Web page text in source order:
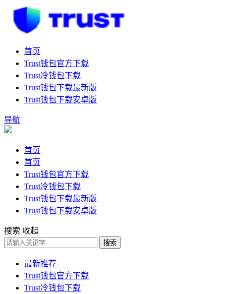
首页
Trust钱包官方下载
Trust冷钱包下载
Trust钱包下载最新版
Trust钱包下载安卓版
导航
首页
首页
Trust钱包官方下载
Trust冷钱包下载
Trust钱包下载最新版
Trust钱包下载安卓版
搜索 收起
搜索
最新推荐
Trust钱包官方下载
Trust冷钱包下载